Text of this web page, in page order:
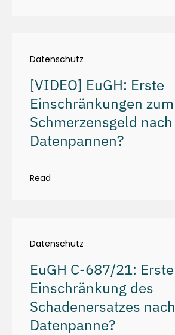
Datenschutz
[VIDEO] EuGH: Erste
Einschränkungen zum
Schmerzensgeld nach
Datenpannen?
Read
Datenschutz
EuGH C-687/21: Erste
Einschränkung des
Schadenersatzes nach
Datenpanne?